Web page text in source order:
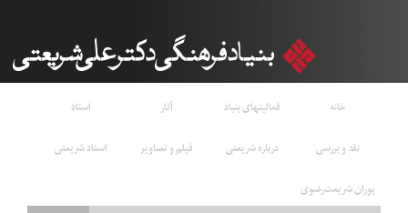
خانه فعالیتهای بنیاد آثار
اسناد
نقد و بررسی
درباره شریعتی فیلم و تصاویر
استاد شریعتی
پوران شریعت‌رضوی